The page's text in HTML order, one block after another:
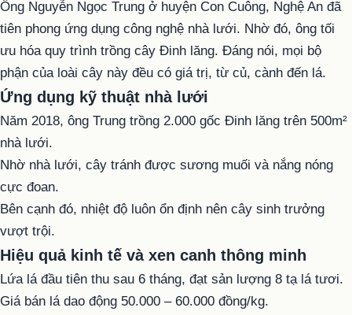
Ông Nguyễn Ngọc Trung ở huyện Con Cuông, Nghệ An đã
tiên phong ứng dụng công nghệ nhà lưới. Nhờ đó, ông tối
ưu hóa quy trình trồng cây Đinh lăng. Đáng nói, mọi bộ
phận của loài cây này đều có giá trị, từ củ, cành đến lá.
Ứng dụng kỹ thuật nhà lưới
Năm 2018, ông Trung trồng 2.000 gốc Đinh lăng trên 500m²
nhà lưới.
Nhờ nhà lưới, cây tránh được sương muối và nắng nóng
cực đoan.
Bên cạnh đó, nhiệt độ luôn ổn định nên cây sinh trưởng
vượt trội.
Hiệu quả kinh tế và xen canh thông minh
Lứa lá đầu tiên thu sau 6 tháng, đạt sản lượng 8 tạ lá tươi.
Giá bán lá dao động 50.000 – 60.000 đồng/kg.